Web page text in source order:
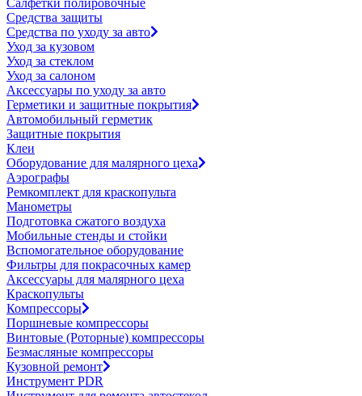
Салфетки полировочные
Средства защиты
Средства по уходу за авто
Уход за кузовом
Уход за стеклом
Уход за салоном
Аксессуары по уходу за авто
Герметики и защитные покрытия
Автомобильный герметик
Защитные покрытия
Клеи
Оборудование для малярного цеха
Аэрографы
Ремкомплект для краскопульта
Манометры
Подготовка сжатого воздуха
Мобильные стенды и стойки
Вспомогательное оборудование
Фильтры для покрасочных камер
Аксессуары для малярного цеха
Краскопульты
Компрессоры
Поршневые компрессоры
Винтовые (Роторные) компрессоры
Безмасляные компрессоры
Кузовной ремонт
Инструмент PDR